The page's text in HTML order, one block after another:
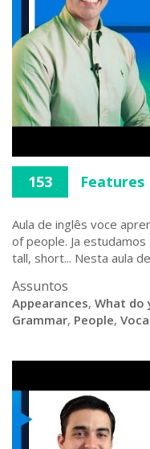
153 Features
Aula de inglês voce
of people. Ja
tall, short... Nesta aula
Assuntos
Appearances, What do
Grammar, People,